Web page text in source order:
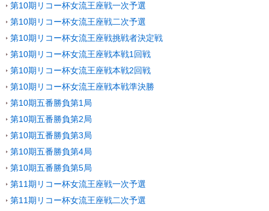
第10期リコー杯女流王座戦一次予選
第10期リコー杯女流王座戦二次予選
第10期リコー杯女流王座戦挑戦者決定戦
第10期リコー杯女流王座戦本戦1回戦
第10期リコー杯女流王座戦本戦2回戦
第10期リコー杯女流王座戦本戦準決勝
第10期五番勝負第1局
第10期五番勝負第2局
第10期五番勝負第3局
第10期五番勝負第4局
第10期五番勝負第5局
第11期リコー杯女流王座戦一次予選
第11期リコー杯女流王座戦二次予選